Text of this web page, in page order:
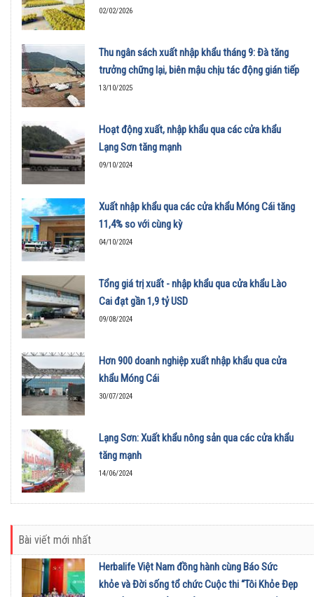
02/02/2026
Thu ngân sách xuất nhập khẩu tháng 9: Đà tăng
trưởng chững lại, biên mậu chịu tác động gián tiếp
13/10/2025
Hoạt động xuất, nhập khẩu qua các cửa khẩu
Lạng Sơn tăng mạnh
09/10/2024
Xuất nhập khẩu qua các cửa khẩu Móng Cái tăng
11,4% so với cùng kỳ
04/10/2024
Tổng giá trị xuất - nhập khẩu qua cửa khẩu Lào
Cai đạt gần 1,9 tỷ USD
09/08/2024
Hơn 900 doanh nghiệp xuất nhập khẩu qua cửa
khẩu Móng Cái
30/07/2024
Lạng Sơn: Xuất khẩu nông sản qua các cửa khẩu
tăng mạnh
14/06/2024
Bài viết mới nhất
Herbalife Việt Nam đồng hành cùng Báo Sức
khỏe và Đời sống tổ chức Cuộc thi “Tôi Khỏe Đẹp